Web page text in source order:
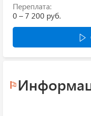
Переплата:
0 – 7 200 руб.